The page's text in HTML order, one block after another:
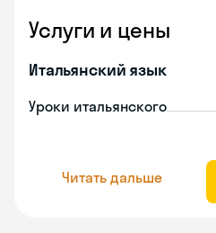
Услуги и цены
Итальянский язык
Уроки итальянского
Читать дальше